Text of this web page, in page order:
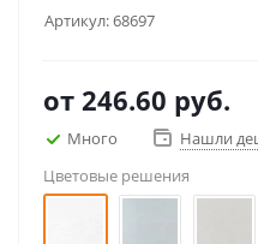
Артикул:68697
от 246.60 руб.
Много
Нашли
Цветовые решения